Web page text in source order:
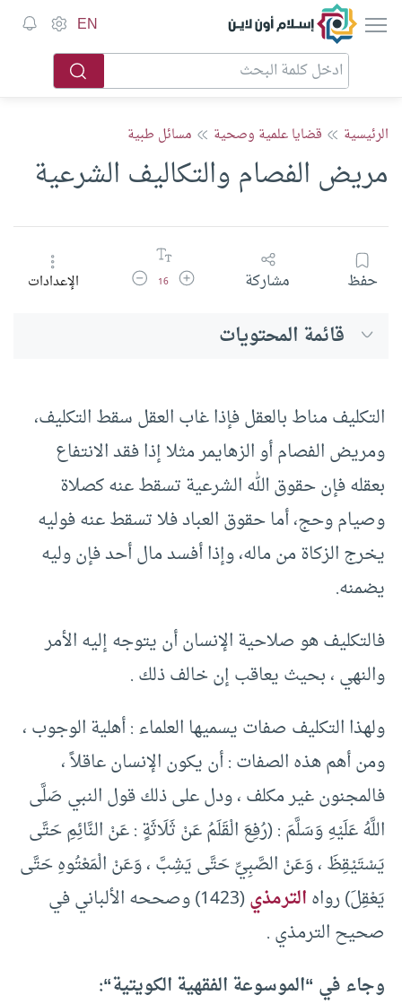
إسلام أون لاين EN
الرئيسية قضايا علمية وصحية مسائل طبية
مريض الفصام والتكاليف الشرعية
حفظ مشاركة زيادة حجم الخط
16 تقليل حجم الخطالإعدادات
قائمة المحتويات
التكليف مناط بالعقل فإذا غاب العقل سقط التكليف،
ومريض الفصام أو الزهايمر مثلا إذا فقد الانتفاع
بعقله فإن حقوق الله الشرعية تسقط عنه كصلاة
وصيام وحج، أما حقوق العباد فلا تسقط عنه فوليه
يخرج الزكاة من ماله، وإذا أفسد مال أحد فإن وليه
يضمنه.
فالتكليف هو صلاحية الإنسان أن يتوجه إليه الأمر
والنهي ، بحيث يعاقب إن خالف ذلك .
ولهذا التكليف صفات يسميها العلماء : أهلية الوجوب ،
ومن أهم هذه الصفات : أن يكون الإنسان عاقلاً ،
فالمجنون غير مكلف ، ودل على ذلك قول النبي صَلَّى
اللَّهُ عَلَيْهِ وَسَلَّمَ : (رُفِعَ الْقَلَمُ عَنْ ثَلَاثَةٍ : عَنْ النَّائِمِ حَتَّى
يَسْتَيْقِظَ ، وَعَنْ الصَّبِيِّ حَتَّى يَشِبَّ ، وَعَنْ الْمَعْتُوهِ حَتَّى
يَعْقِلَ) رواهالترمذي
(1423) وصححه الألباني في
صحيح الترمذي .
وجاء في “الموسوعة الفقهية الكويتية“: